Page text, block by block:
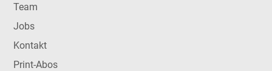
Team
Jobs
Kontakt
Print-Abos